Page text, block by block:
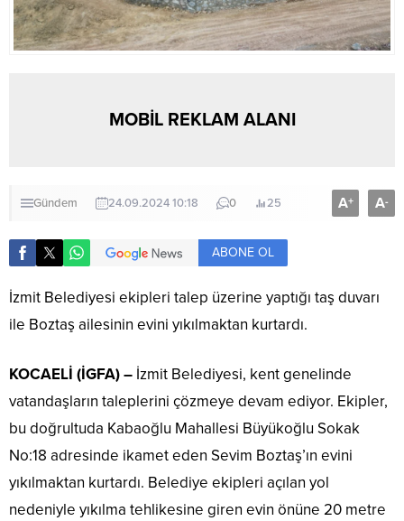
MOBİL REKLAM ALANI
Gündem 24.09.2024 10:18 0 25 A+ A-
ABONE OL
İzmit Belediyesi ekipleri talep üzerine yaptığı taş duvarı
ile Boztaş ailesinin evini yıkılmaktan kurtardı.
KOCAELİ (İGFA) – İzmit Belediyesi, kent genelinde
vatandaşların taleplerini çözmeye devam ediyor. Ekipler,
bu doğrultuda Kabaoğlu Mahallesi Büyükoğlu Sokak
No:18 adresinde ikamet eden Sevim Boztaş’ın evini
yıkılmaktan kurtardı. Belediye ekipleri açılan yol
nedeniyle yıkılma tehlikesine giren evin önüne 20 metre